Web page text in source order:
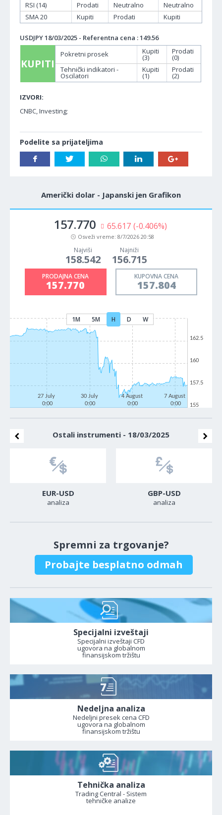
RSI (14)
Prodati Neutralno
Neutralno
SMA 20
Kupiti Prodati Kupiti
USDJPY 18/03/2025 - Referentna cena : 149.56
KUPITI
Pokretni prosek Kupiti
(3)
Prodati
(0)
Tehnički indikatori -
Oscilatori
Kupiti
(1)
Prodati
(2)
IZVORI:
CNBC, Investing;
Podelite sa prijateljima
Američki dolar - Japanski jen Grafikon
157.770 65.617 (-0.406%)
Osveži vreme: 8/7/2026 20:58
Najviši
158.542
Najniži
156.715
PRODAJNA CENA
157.770
KUPOVNA CENA
157.804
1M 5M H D W
27 July
0:00
30 July
0:00
4 August
0:00
7 August
0:00
155
157.5
160
162.5
Ostali instrumenti - 18/03/2025
EUR-USD
analiza
GBP-USD
analiza
Spremni za trgovanje?
Probajte besplatno odmah
Specijalni izveštaji
Specijalni izveštaji CFD
ugovora na globalnom
finansijskom tržištu
Nedeljna analiza
Nedeljni presek cena CFD
ugovora na globalnom
finansijskom tržištu
Tehnička analiza
Trading Central - Sistem
tehničke analize